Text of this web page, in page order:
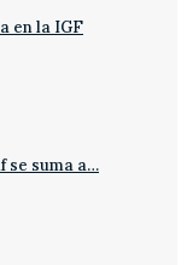
en la IGF
se suma a…